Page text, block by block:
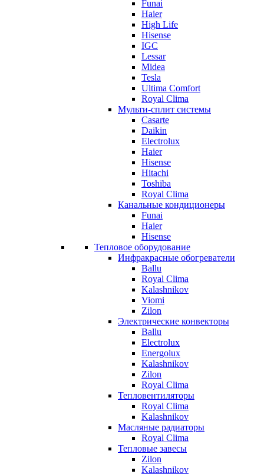
Funai
Haier
High Life
Hisense
IGC
Lessar
Midea
Tesla
Ultima Comfort
Royal Clima
Мульти-сплит системы
Casarte
Daikin
Electrolux
Haier
Hisense
Hitachi
Toshiba
Royal Clima
Канальные кондиционеры
Funai
Haier
Hisense
Тепловое оборудование
Инфракрасные обогреватели
Ballu
Royal Clima
Kalashnikov
Viomi
Zilon
Электрические конвекторы
Ballu
Electrolux
Energolux
Kalashnikov
Zilon
Royal Clima
Тепловентиляторы
Royal Clima
Kalashnikov
Масляные радиаторы
Royal Clima
Тепловые завесы
Zilon
Kalashnikov